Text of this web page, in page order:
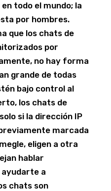
todo el mundo; la
por hombres.
que los chats de
por
no hay forma
grande de todas
bajo control al
los chats de
si la dirección IP
marcada
eligen a otra
hablar
a
chats son